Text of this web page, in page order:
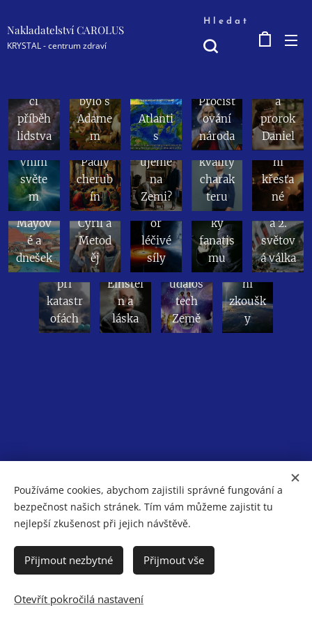
Nakladatelství CAROLUS
KRYSTAL - centrum zdraví
Hledat
cí
příběh
lidstva
bylo s
Adame
m
Atlanti
s
Pročišť
ování
národa
a
prorok
Daniel
nevtěl
eným
ducho
vním
světe
m
Padlý
cherub
ín
opakov
aně
inkarn
ujeme
na
Zemi?
Význa
m
kvality
charak
teru
Původ
ní
křesťa
né
Mayov
é a
dnešek
Cyril a
Metod
ěj
Člověk
jako
transf
ormát
or
léčivé
síly
Dozvu
ky
fanatis
mu
Titanik
a 2.
světov
á válka
Dezori
entace
odtěle
ných
při
katastr
ofách
Einstei
n a
láska
Podíl
intelig
encí
vyššíc
úrovní
vědom
událos
tech
Země
Kolekti
vní
karma
globál
ní
zkoušk
y
Cookies
Čeština
Používáme cookies, abychom zajistili správné fungování a
bezpečnost našich stránek. Tím vám můžeme zajistit tu
nejlepší zkušenost při jejich návštěvě.
Přijmout nezbytné Přijmout vše
Otevřít pokročilá nastavení